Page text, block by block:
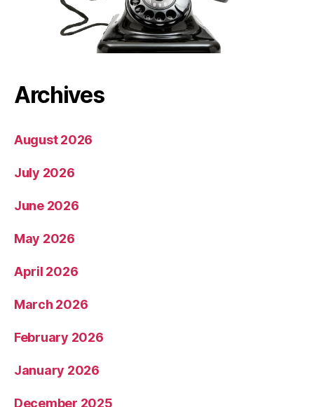
Archives
August 2026
July 2026
June 2026
May 2026
April 2026
March 2026
February 2026
January 2026
December 2025